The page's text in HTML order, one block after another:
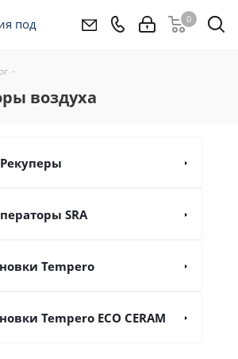
0
-
воздуха
Рекуперы
SRA
Tempero
Tempero ECO CERAM